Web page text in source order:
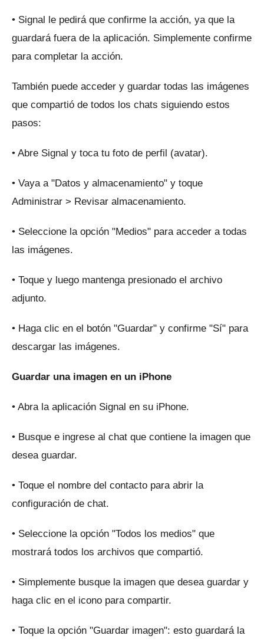
• Signal le pedirá que confirme la acción, ya que la
guardará fuera de la aplicación. Simplemente confirme
para completar la acción.
También puede acceder y guardar todas las imágenes
que compartió de todos los chats siguiendo estos
pasos:
• Abre Signal y toca tu foto de perfil (avatar).
• Vaya a "Datos y almacenamiento" y toque
Administrar > Revisar almacenamiento.
• Seleccione la opción "Medios" para acceder a todas
las imágenes.
• Toque y luego mantenga presionado el archivo
adjunto.
• Haga clic en el botón "Guardar" y confirme "Sí" para
descargar las imágenes.
Guardar una imagen en un iPhone
• Abra la aplicación Signal en su iPhone.
• Busque e ingrese al chat que contiene la imagen que
desea guardar.
• Toque el nombre del contacto para abrir la
configuración de chat.
• Seleccione la opción "Todos los medios" que
mostrará todos los archivos que compartió.
• Simplemente busque la imagen que desea guardar y
haga clic en el icono para compartir.
• Toque la opción "Guardar imagen": esto guardará la